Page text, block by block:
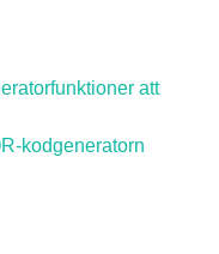
att
kodgeneratorn